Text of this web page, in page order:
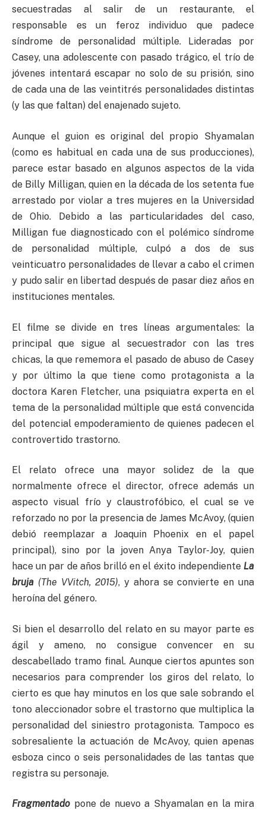
secuestradas al salir de un restaurante, el
responsable es un feroz individuo que padece
síndrome de personalidad múltiple. Lideradas por
Casey, una adolescente con pasado trágico, el trío de
jóvenes intentará escapar no solo de su prisión, sino
de cada una de las veintitrés personalidades distintas
(y las que faltan) del enajenado sujeto.
Aunque el guion es original del propio Shyamalan
(como es habitual en cada una de sus producciones),
parece estar basado en algunos aspectos de la vida
de Billy Milligan, quien en la década de los setenta fue
arrestado por violar a tres mujeres en la Universidad
de Ohio. Debido a las particularidades del caso,
Milligan fue diagnosticado con el polémico síndrome
de personalidad múltiple, culpó a dos de sus
veinticuatro personalidades de llevar a cabo el crimen
y pudo salir en libertad después de pasar diez años en
instituciones mentales.
El filme se divide en tres líneas argumentales: la
principal que sigue al secuestrador con las tres
chicas, la que rememora el pasado de abuso de Casey
y por último la que tiene como protagonista a la
doctora Karen Fletcher, una psiquiatra experta en el
tema de la personalidad múltiple que está convencida
del potencial empoderamiento de quienes padecen el
controvertido trastorno.
El relato ofrece una mayor solidez de la que
normalmente ofrece el director, ofrece además un
aspecto visual frío y claustrofóbico, el cual se ve
reforzado no por la presencia de James McAvoy, (quien
debió reemplazar a Joaquin Phoenix en el papel
principal), sino por la joven Anya Taylor-Joy, quien
hace un par de años brilló en el éxito independiente La
bruja (The VVitch, 2015), y ahora se convierte en una
heroína del género.
Si bien el desarrollo del relato en su mayor parte es
ágil y ameno, no consigue convencer en su
descabellado tramo final. Aunque ciertos apuntes son
necesarios para comprender los giros del relato, lo
cierto es que hay minutos en los que sale sobrando el
tono aleccionador sobre el trastorno que multiplica la
personalidad del siniestro protagonista. Tampoco es
sobresaliente la actuación de McAvoy, quien apenas
esboza cinco o seis personalidades de las tantas que
registra su personaje.
Fragmentado pone de nuevo a Shyamalan en la mira